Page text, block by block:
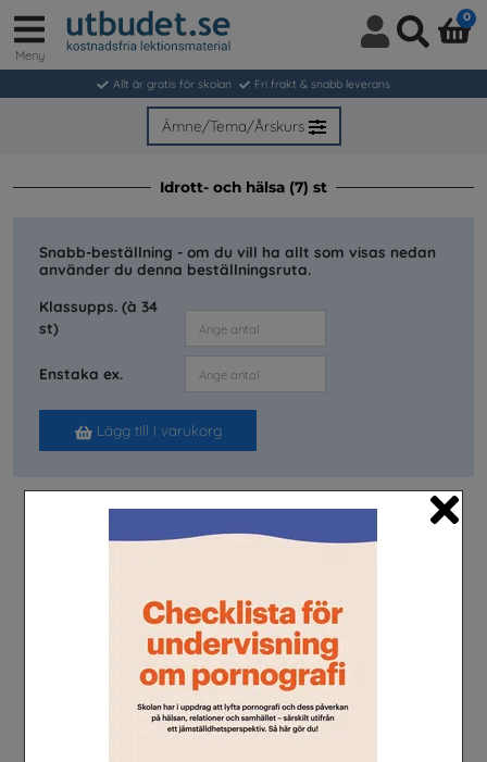
in
/
Meny
0
Allt är gratis för skolan Fri frakt & snabb leverans
Ämne/Tema/Årskurs
Idrott- och hälsa (7) st
Snabb-beställning - om du vill ha allt som visas nedan
använder du denna beställningsruta.
Klassupps. (à 34
st)
Enstaka ex.
Lägg till i varukorg